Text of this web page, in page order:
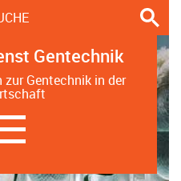
Gentechnik
Gentechnik in der
Navigation
ein-/ausblenden